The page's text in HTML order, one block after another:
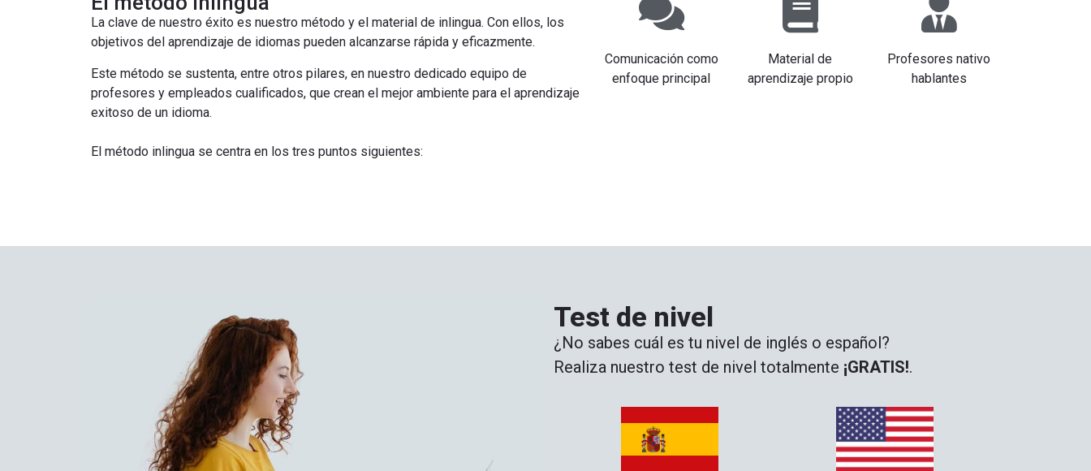
La clave de nuestro éxito es nuestro método y el material de inlingua. Con ellos, los
objetivos del aprendizaje de idiomas pueden alcanzarse rápida y eficazmente.
Este método se sustenta, entre otros pilares, en nuestro dedicado equipo de
profesores y empleados cualificados, que crean el mejor ambiente para el aprendizaje
exitoso de un idioma.
​El método inlingua se centra en los tres puntos siguientes:
Comunicación como
enfoque principal
Material de
aprendizaje propio
Profesores nativo
hablantes
Test de nivel
¿No sabes cuál es tu nivel de inglés o español?
Realiza nuestro test de nivel totalmente ¡GRATIS!.